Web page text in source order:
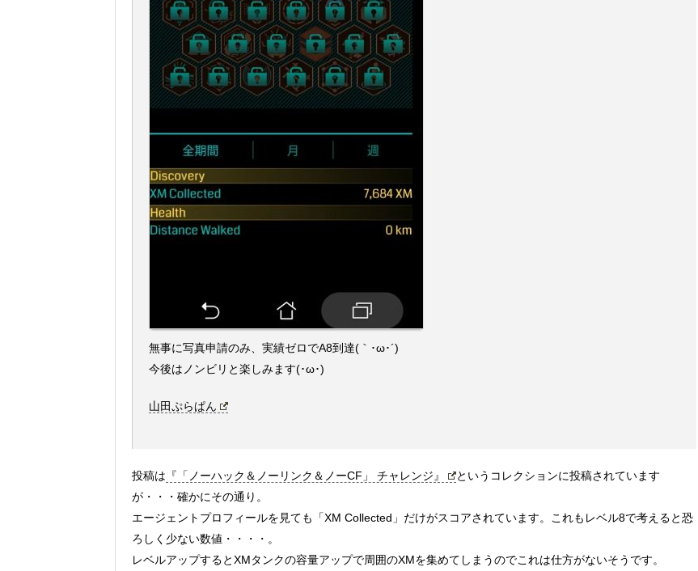
無事に写真申請のみ、実績ゼロでA8到達(｀･ω･´)
今後はノンビリと楽しみます(･ω･)
山田ぷらぱん
投稿は 『「ノーハック＆ノーリンク＆ノーCF」 チャレンジ』
というコレクションに投稿されています
が・・・確かにその通り。
エージェントプロフィールを見ても「XM Collected」だけがスコアされています。これもレベル8で考えると恐
ろしく少ない数値・・・・。
レベルアップするとXMタンクの容量アップで周囲のXMを集めてしまうのでこれは仕方がないそうです。